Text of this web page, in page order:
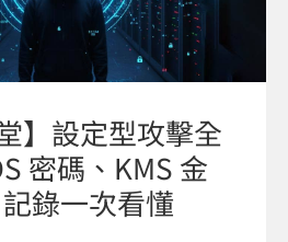
】設定型攻擊全
密碼、KMS 金
錄一次看懂